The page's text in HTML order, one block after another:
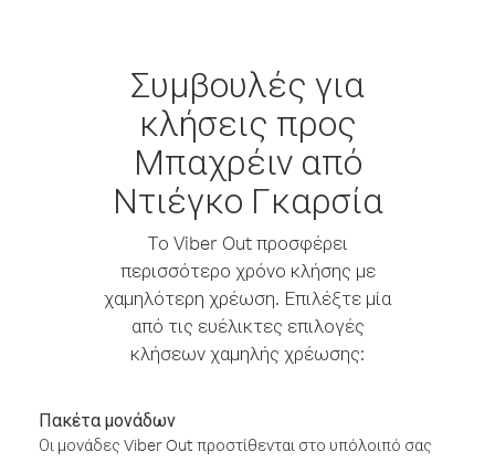
Συμβουλές για
κλήσεις προς
Μπαχρέιν από
Ντιέγκο Γκαρσία
Το Viber Out προσφέρει
περισσότερο χρόνο κλήσης με
χαμηλότερη χρέωση. Επιλέξτε μία
από τις ευέλικτες επιλογές
κλήσεων χαμηλής χρέωσης:
Πακέτα μονάδων
Οι μονάδες Viber Out προστίθενται στο υπόλοιπό σας